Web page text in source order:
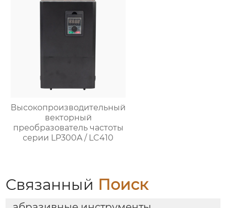
Высокопроизводительный
векторный
преобразователь частоты
серии LP300A / LC410
Связанный Поиск